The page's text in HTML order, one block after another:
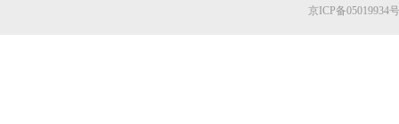
京ICP备05019934号